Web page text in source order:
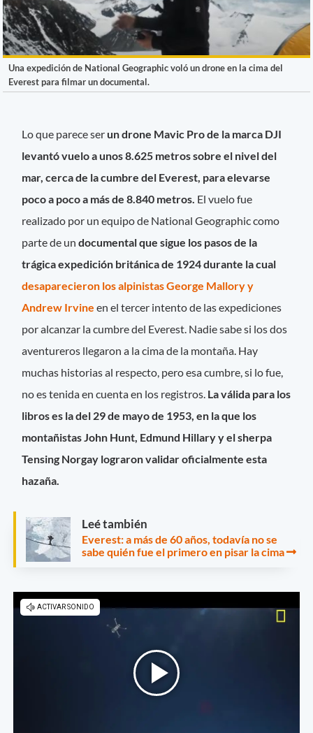
Una expedición de National Geographic voló un drone en la cima del
Everest para filmar un documental.
Lo que parece ser un drone Mavic Pro de la marca DJI
levantó vuelo a unos 8.625 metros sobre el nivel del
mar, cerca de la cumbre del Everest, para elevarse
poco a poco a más de 8.840 metros. El vuelo fue
realizado por un equipo de National Geographic como
parte de un documental que sigue los pasos de la
trágica expedición británica de 1924 durante la cual
desaparecieron los alpinistas George Mallory y
Andrew Irvine en el tercer intento de las expediciones
por alcanzar la cumbre del Everest. Nadie sabe si los dos
aventureros llegaron a la cima de la montaña. Hay
muchas historias al respecto, pero esa cumbre, si lo fue,
no es tenida en cuenta en los registros. La válida para los
libros es la del 29 de mayo de 1953, en la que los
montañistas John Hunt, Edmund Hillary y el sherpa
Tensing Norgay lograron validar oficialmente esta
hazaña.
Leé también
Everest: a más de 60 años, todavía no se
sabe quién fue el primero en pisar la cima